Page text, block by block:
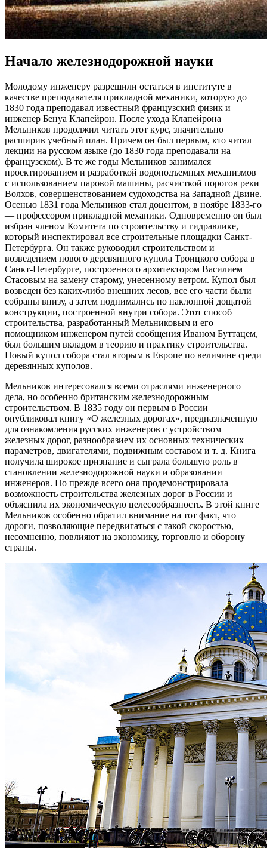
Начало железнодорожной науки
Молодому инженеру разрешили остаться в институте в
качестве преподавателя прикладной механики, которую до
1830 года преподавал известный французский физик и
инженер Бенуа Клапейрон. После ухода Клапейрона
Мельников продолжил читать этот курс, значительно
расширив учебный план. Причем он был первым, кто читал
лекции на русском языке (до 1830 года преподавали на
французском). В те же годы Мельников занимался
проектированием и разработкой водоподъемных механизмов
с использованием паровой машины, расчисткой порогов реки
Волхов, совершенствованием судоходства на Западной Двине.
Осенью 1831 года Мельников стал доцентом, в ноябре 1833-го
— профессором прикладной механики. Одновременно он был
избран членом Комитета по строительству и гидравлике,
который инспектировал все строительные площадки Санкт-
Петербурга. Он также руководил строительством и
возведением нового деревянного купола Троицкого собора в
Санкт-Петербурге, построенного архитектором Василием
Стасовым на замену старому, унесенному ветром. Купол был
возведен без каких-либо внешних лесов, все его части были
собраны внизу, а затем поднимались по наклонной дощатой
конструкции, построенной внутри собора. Этот способ
строительства, разработанный Мельниковым и его
помощником инженером путей сообщения Иваном Буттацем,
был большим вкладом в теорию и практику строительства.
Новый купол собора стал вторым в Европе по величине среди
деревянных куполов.
Мельников интересовался всеми отраслями инженерного
дела, но особенно британским железнодорожным
строительством. В 1835 году он первым в России
опубликовал книгу «О железных дорогах», предназначенную
для ознакомления русских инженеров с устройством
железных дорог, разнообразием их основных технических
параметров, двигателями, подвижным составом и т. д. Книга
получила широкое признание и сыграла большую роль в
становлении железнодорожной науки и образовании
инженеров. Но прежде всего она продемонстрировала
возможность строительства железных дорог в России и
объяснила их экономическую целесообразность. В этой книге
Мельников особенно обратил внимание на тот факт, что
дороги, позволяющие передвигаться с такой скоростью,
несомненно, повлияют на экономику, торговлю и оборону
страны.